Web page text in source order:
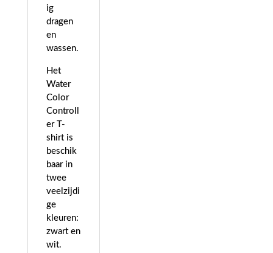
ig
dragen
en
wassen.
Het
Water
Color
Controll
er T-
shirt is
beschik
baar in
twee
veelzijdi
ge
kleuren:
zwart en
wit.